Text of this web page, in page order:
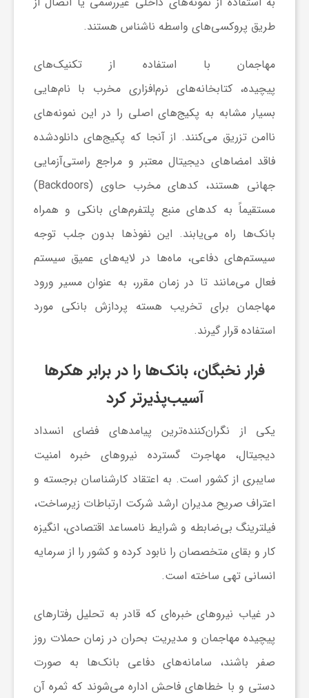
طریق پروکسی‌های واسطه ناشناس هستند.
مهاجمان با استفاده از تکنیک‌های
پیچیده، کتابخانه‌های نرم‌افزاری مخرب با نام‌هایی
بسیار مشابه به پکیج‌های اصلی را در این نمونه‌های
ناامن تزریق می‌کنند. از آنجا که پکیج‌های دانلودشده
فاقد امضاهای دیجیتال معتبر و مراجع راستی‌آزمایی
جهانی هستند، کدهای مخرب حاوی (Backdoors)
مستقیماً به کدهای منبع پلتفرم‌های بانکی و همراه
بانک‌ها راه می‌یابند. این نفوذها بدون جلب توجه
سیستم‌های دفاعی، ماه‌ها در لایه‌های عمیق سیستم
فعال می‌مانند تا در زمان مقرر، به عنوان مسیر ورود
مهاجمان برای تخریب هسته پردازش بانکی مورد
استفاده قرار گیرند.
فرار نخبگان، بانک‌ها را در برابر هکرها
آسیب‌پذیرتر کرد
یکی از نگران‌کننده‌ترین پیامدهای فضای انسداد
دیجیتال، مهاجرت گسترده نیروهای خبره امنیت
سایبری از کشور است. به اعتقاد کارشناسان برجسته و
اعتراف صریح مدیران ارشد شرکت ارتباطات زیرساخت،
فیلترینگ بی‌ضابطه و شرایط نامساعد اقتصادی، انگیزه
کار و بقای متخصصان را نابود کرده و کشور را از سرمایه
انسانی تهی ساخته است.
در غیاب نیروهای خبره‌ای که قادر به تحلیل رفتارهای
پیچیده مهاجمان و مدیریت بحران در زمان حملات روز
صفر باشند، سامانه‌های دفاعی بانک‌ها به صورت
دستی و با خطاهای فاحش اداره می‌شوند که ثمره آن